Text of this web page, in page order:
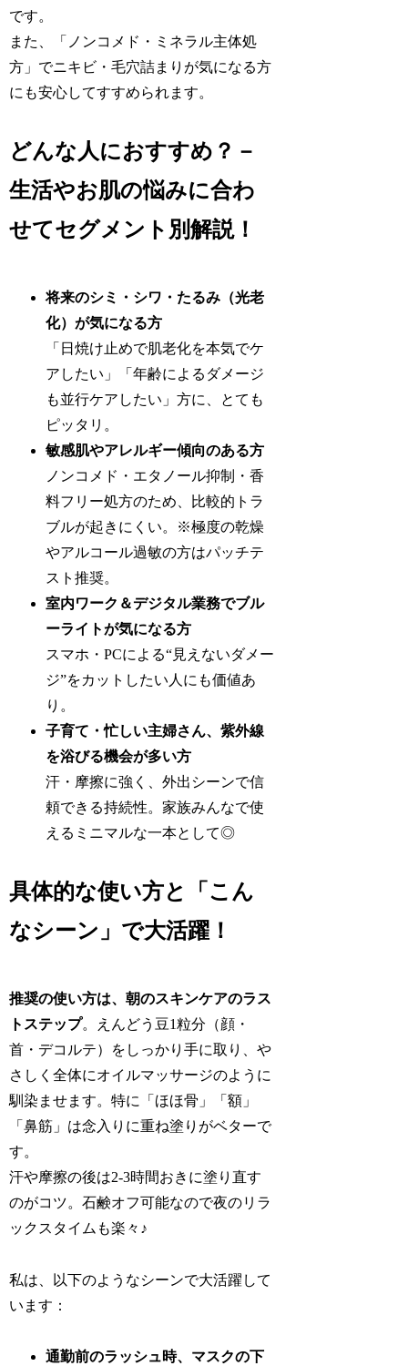
です。
また、「ノンコメド・ミネラル主体処
方」でニキビ・毛穴詰まりが気になる方
にも安心してすすめられます。
どんな人におすすめ？－
生活やお肌の悩みに合わ
せてセグメント別解説！
将来のシミ・シワ・たるみ（光老
化）が気になる方
「日焼け止めで肌老化を本気でケ
アしたい」「年齢によるダメージ
も並行ケアしたい」方に、とても
ピッタリ。
敏感肌やアレルギー傾向のある方
ノンコメド・エタノール抑制・香
料フリー処方のため、比較的トラ
ブルが起きにくい。※極度の乾燥
やアルコール過敏の方はパッチテ
スト推奨。
室内ワーク＆デジタル業務でブル
ーライトが気になる方
スマホ・PCによる“見えないダメー
ジ”をカットしたい人にも価値あ
り。
子育て・忙しい主婦さん、紫外線
を浴びる機会が多い方
汗・摩擦に強く、外出シーンで信
頼できる持続性。家族みんなで使
えるミニマルな一本として◎
具体的な使い方と「こん
なシーン」で大活躍！
推奨の使い方は、朝のスキンケアのラス
トステップ。えんどう豆1粒分（顔・
首・デコルテ）をしっかり手に取り、や
さしく全体にオイルマッサージのように
馴染ませます。特に「ほほ骨」「額」
「鼻筋」は念入りに重ね塗りがベターで
す。
汗や摩擦の後は2-3時間おきに塗り直す
のがコツ。石鹸オフ可能なので夜のリラ
ックスタイムも楽々♪
私は、以下のようなシーンで大活躍して
います：
通勤前のラッシュ時、マスクの下